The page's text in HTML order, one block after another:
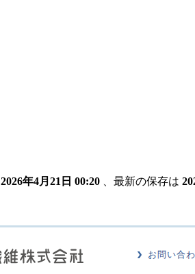
2026年4月21日 00:20 、最新の保存は